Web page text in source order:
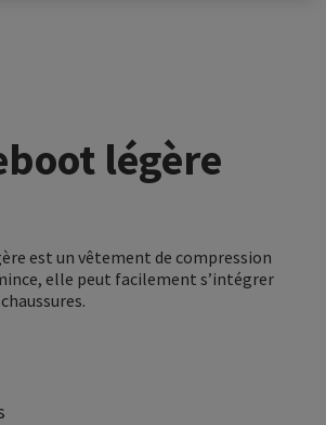
légère
est un vêtement de compression
elle peut facilement s’intégrer